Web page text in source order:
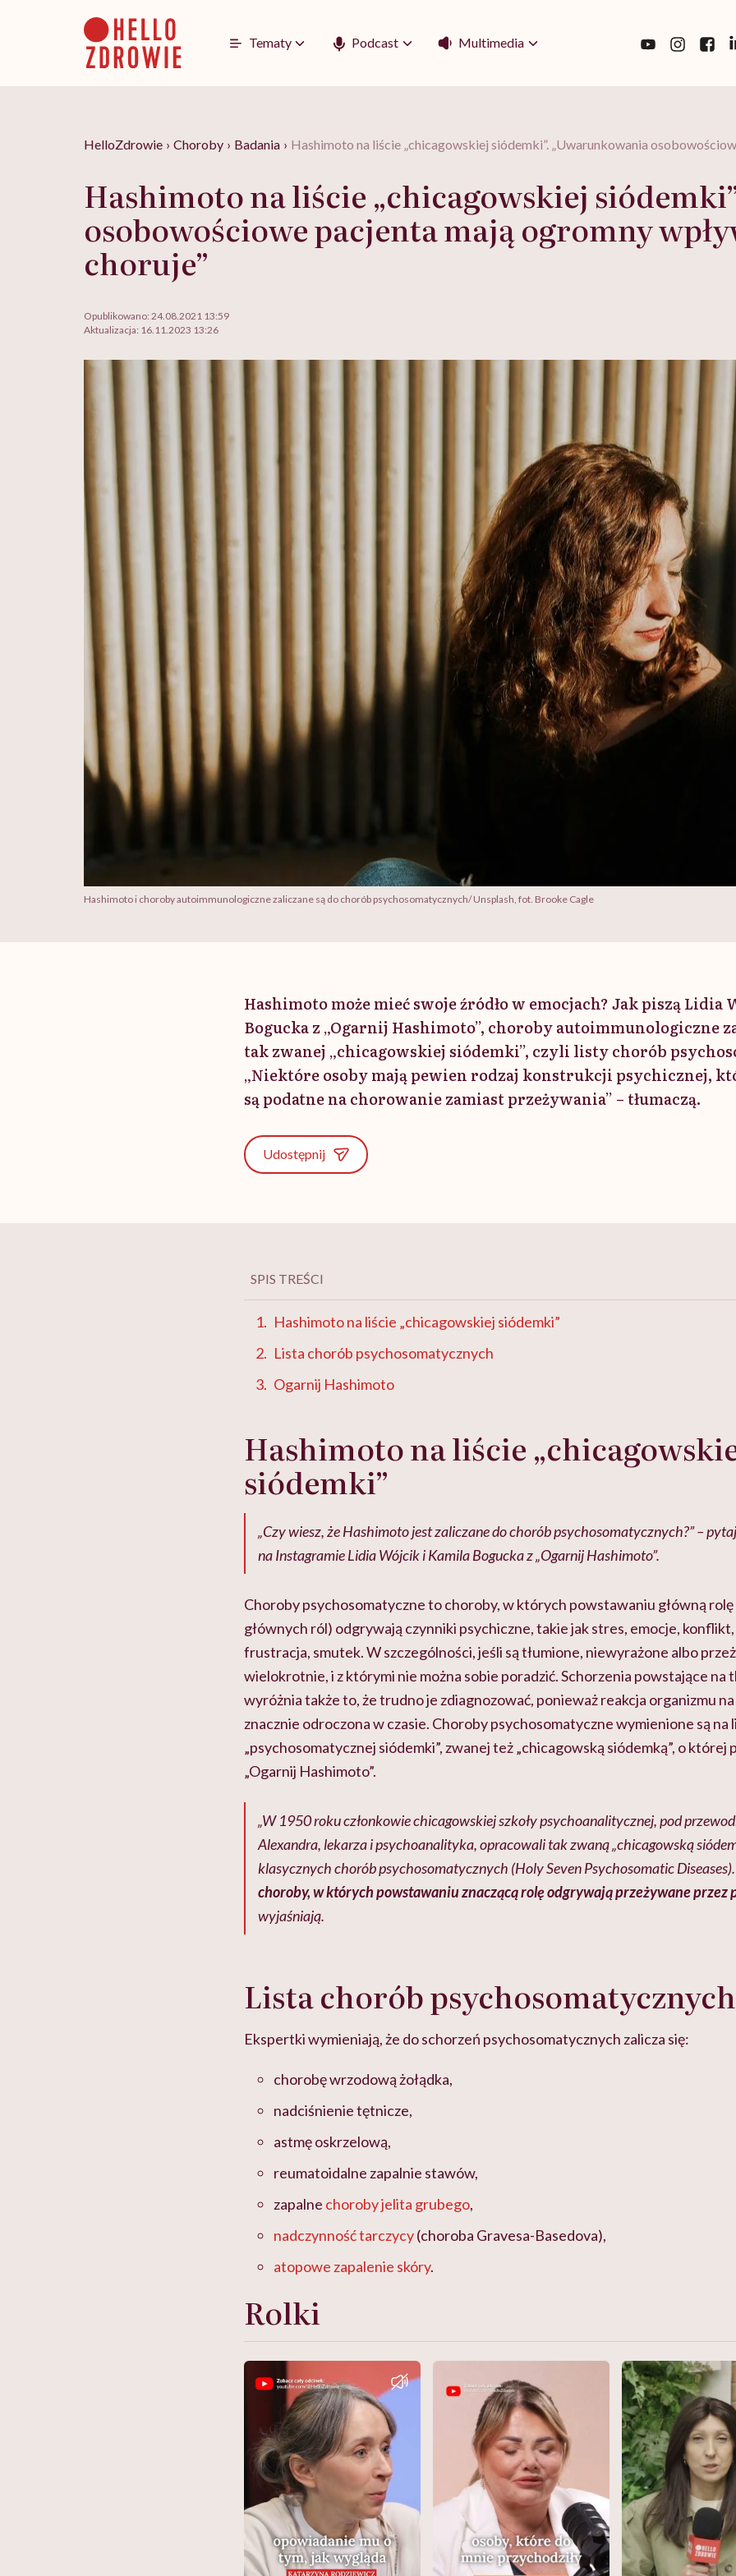
Tematy Podcast Multimedia
HelloZdrowie › Choroby › Badania › Hashimoto na liście „chicagowskiej siódemki”. „Uwarunkowania
Hashimoto na liście „chicagowskiej
osobowościowe pacjenta mają ogromny
choruje”
Opublikowano: 24.08.2021 13:59
Aktualizacja: 16.11.2023 13:26
Hashimoto i choroby autoimmunologiczne zaliczane są do chorób psychosomatycznych/ Unsplash, fot. Brooke Cagle
Hashimoto może mieć swoje źródło w emocjach? Jak piszą Lidia
Bogucka z „Ogarnij Hashimoto”, choroby autoimmunologiczne
tak zwanej „chicagowskiej siódemki”, czyli listy chorób
„Niektóre osoby mają pewien rodzaj konstrukcji psychicznej,
są podatne na chorowanie zamiast przeżywania” – tłumaczą.
Udostępnij
SPIS TREŚCI
Hashimoto na liście „chicagowskiej siódemki”
Lista chorób psychosomatycznych
Ogarnij Hashimoto
Hashimoto na liście
siódemki”
„Czy wiesz, że Hashimoto jest zaliczane do chorób psychosomatycznych?” –
na Instagramie Lidia Wójcik i Kamila Bogucka z „Ogarnij Hashimoto”.
Choroby psychosomatyczne to choroby, w których powstawaniu główną rolę
głównych ról) odgrywają czynniki psychiczne, takie jak stres, emocje, konflikt,
frustracja, smutek. W szczególności, jeśli są tłumione, niewyrażone albo
wielokrotnie, i z którymi nie można sobie poradzić. Schorzenia powstające na
wyróżnia także to, że trudno je zdiagnozować, ponieważ reakcja organizmu
znacznie odroczona w czasie. Choroby psychosomatyczne wymienione są na
„psychosomatycznej siódemki”, zwanej też „chicagowską siódemką”, o której
„Ogarnij Hashimoto”.
„W 1950 roku członkowie chicagowskiej szkoły psychoanalitycznej, pod
Alexandra, lekarza i psychoanalityka, opracowali tak zwaną „chicagowską
klasycznych chorób psychosomatycznych (Holy Seven Psychosomatic
choroby, w których powstawaniu znaczącą rolę odgrywają przeżywane przez
wyjaśniają.
Lista chorób psychosomatycznych
Ekspertki wymieniają, że do schorzeń psychosomatycznych zalicza się:
chorobę wrzodową żołądka,
nadciśnienie tętnicze,
astmę oskrzelową,
reumatoidalne zapalnie stawów,
zapalne choroby jelita grubego,
nadczynność tarczycy(choroba Gravesa-Basedova),
atopowe zapalenie skóry.
Rolki